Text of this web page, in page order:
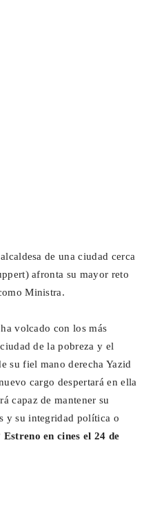
de una ciudad cerca
afronta su mayor reto
Ministra.
volcado con los más
de la pobreza y el
su fiel mano derecha Yazid
cargo despertará en ella
capaz de mantener su
y su integridad política o
Estreno en cines el 24 de